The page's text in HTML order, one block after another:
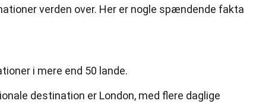
verden over. Her er nogle spændende fakta
i mere end 50 lande.
destination er London, med flere daglige